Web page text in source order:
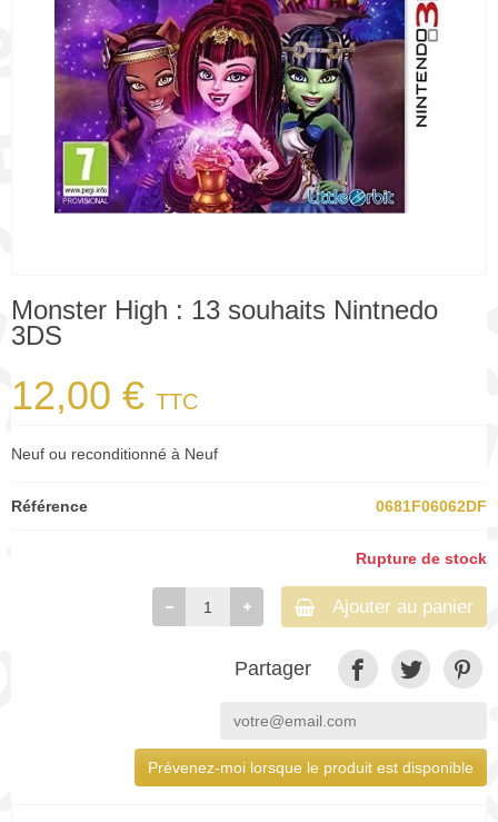
Monster High : 13 souhaits Nintnedo
3DS
12,00 € TTC
Neuf ou reconditionné à Neuf
Référence 0681F06062DF
Rupture de stock
Ajouter au panier
Partager
Prévenez-moi lorsque le produit est disponible